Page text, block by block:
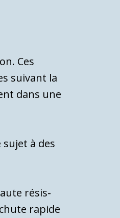
Ces
suivant la
dans une
à des
résis­
rapide